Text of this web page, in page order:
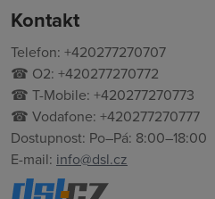
Kontakt
Telefon: +420277270707
☎ O2: +420277270772
☎ T-Mobile: +420277270773
☎ Vodafone: +420277270777
Dostupnost: Po–Pá: 8:00–18:00
E-mail: info@dsl.cz